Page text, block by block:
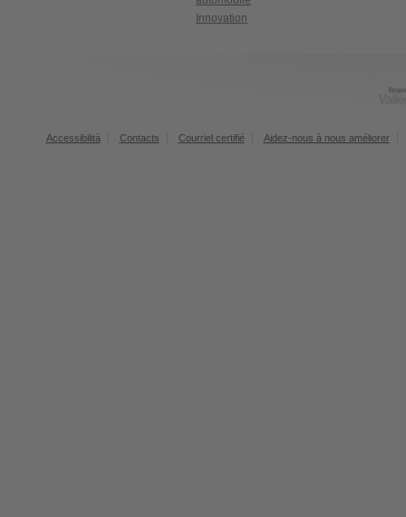
Innovation
Accessibilità Contacts Courriel certifié Aidez-nous à nous améliorer